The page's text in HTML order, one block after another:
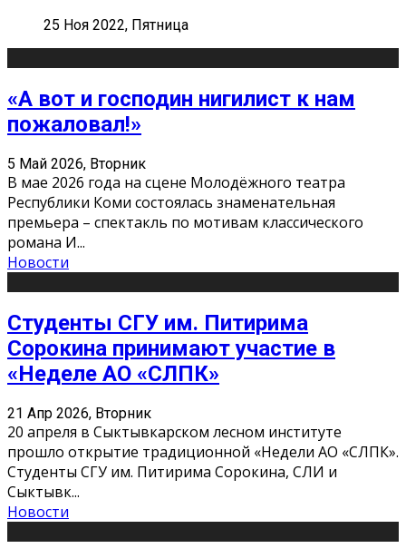
25 Ноя 2022, Пятница
«А вот и господин нигилист к нам
пожаловал!»
5 Май 2026, Вторник
В мае 2026 года на сцене Молодёжного театра
Республики Коми состоялась знаменательная
премьера – спектакль по мотивам классического
романа И...
Новости
Студенты СГУ им. Питирима
Сорокина принимают участие в
«Неделе АО «СЛПК»
21 Апр 2026, Вторник
20 апреля в Сыктывкарском лесном институте
прошло открытие традиционной «Недели АО «СЛПК».
Студенты СГУ им. Питирима Сорокина, СЛИ и
Сыктывк...
Новости